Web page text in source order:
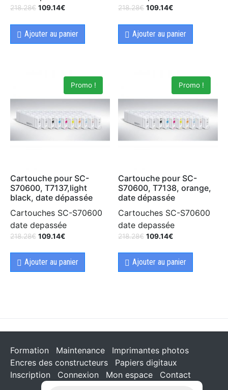
218.28€ 109.14€
Ajouter au panier
218.28€ 109.14€
Ajouter au panier
Promo !
Cartouche pour SC-
S70600, T7137,light
black, date dépassée
Cartouches SC-S70600
date depassée
218.28€ 109.14€
Ajouter au panier
Promo !
Cartouche pour SC-
S70600, T7138, orange,
date dépassée
Cartouches SC-S70600
date depassée
218.28€ 109.14€
Ajouter au panier
Formation Maintenance
Imprimantes photos
Encres des constructeurs
Papiers digitaux
Inscription
Connexion Mon espace Contact